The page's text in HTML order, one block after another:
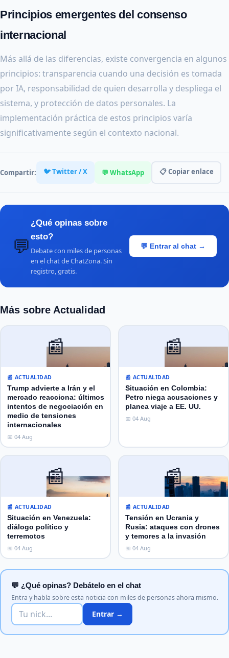
Principios emergentes del consenso
internacional
Más allá de las diferencias, existe convergencia en algunos
principios: transparencia cuando una decisión es tomada
por IA, responsabilidad de quien desarrolla y despliega el
sistema, y protección de datos personales. La
implementación práctica de estos principios varía
significativamente según el contexto nacional.
Compartir: 🐦 Twitter / X 💬 WhatsApp 📋 Copiar enlace
💬
¿Qué opinas sobre
esto?
Debate con miles de personas
en el chat de ChatZona. Sin
registro, gratis.
💬 Entrar al chat →
Más sobre Actualidad
📰
📰 ACTUALIDAD
Trump advierte a Irán y el
mercado reacciona: últimos
intentos de negociación en
medio de tensiones
internacionales
📅 04 Aug
📰
📰 ACTUALIDAD
Situación en Colombia:
Petro niega acusaciones y
planea viaje a EE. UU.
📅 04 Aug
📰
📰 ACTUALIDAD
Situación en Venezuela:
diálogo político y
terremotos
📅 04 Aug
📰
📰 ACTUALIDAD
Tensión en Ucrania y
Rusia: ataques con drones
y temores a la invasión
📅 04 Aug
💬 ¿Qué opinas? Debátelo en el chat
Entra y habla sobre esta noticia con miles de personas ahora mismo.
Entrar →